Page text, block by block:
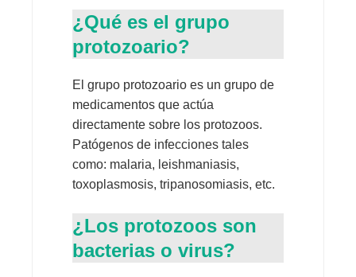
¿Qué es el grupo
protozoario?
El grupo protozoario es un grupo de
medicamentos que actúa
directamente sobre los protozoos.
Patógenos de infecciones tales
como: malaria, leishmaniasis,
toxoplasmosis, tripanosomiasis, etc.
¿Los protozoos son
bacterias o virus?